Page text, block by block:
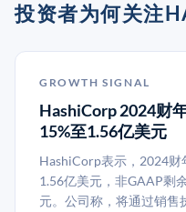
投资者为何关注
GROWTH SIGNAL
HashiCorp 2024财
15%至1.56亿美元
HashiCorp表示，2024财
1.56亿美元，非GAAP剩
元。公司称，将通过销售